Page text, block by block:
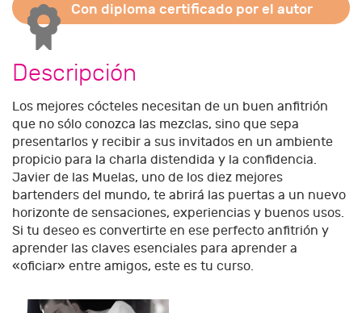
Con diploma certificado por el autor
Descripción
Los mejores cócteles necesitan de un buen anfitrión
que no sólo conozca las mezclas, sino que sepa
presentarlos y recibir a sus invitados en un ambiente
propicio para la charla distendida y la confidencia.
Javier de las Muelas, uno de los diez mejores
bartenders del mundo, te abrirá las puertas a un nuevo
horizonte de sensaciones, experiencias y buenos usos.
Si tu deseo es convertirte en ese perfecto anfitrión y
aprender las claves esenciales para aprender a
«oficiar» entre amigos, este es tu curso.